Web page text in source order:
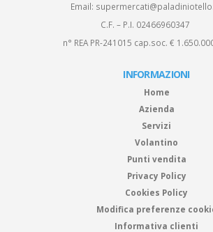
Email:
C.F. – P.I. 02466960347
n° REA PR-241015 cap.soc. €
INFORMAZIONI
Home
Azienda
Servizi
Volantino
Punti vendita
Privacy Policy
Cookies Policy
Modifica preferenze
Informativa clienti